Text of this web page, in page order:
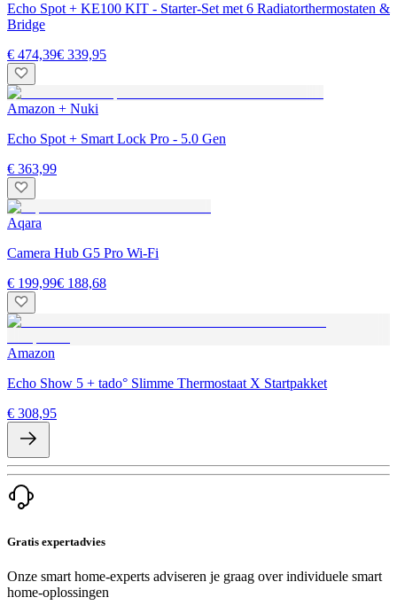
Echo Spot + KE100 KIT - Starter-Set met 6 Radiatorthermostaten &
Bridge
€ 474,39€ 339,95
Amazon + Nuki
Echo Spot + Smart Lock Pro - 5.0 Gen
€ 363,99
Aqara
Camera Hub G5 Pro Wi-Fi
€ 199,99€ 188,68
Amazon
Echo Show 5 + tado° Slimme Thermostaat X Startpakket
€ 308,95
Gratis expertadvies
Onze smart home-experts adviseren je graag over individuele smart
home-oplossingen